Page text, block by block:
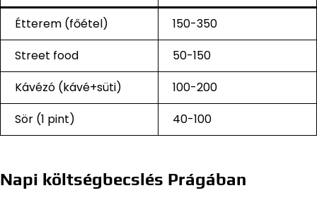
Étterem (főétel)
150-350
Street food
50-150
Kávézó (kávé+süti)
100-200
Sör (1 pint)
40-100
Napi költségbecslés Prágában